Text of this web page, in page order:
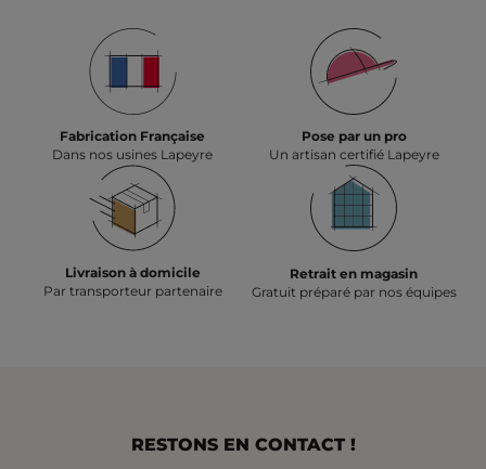
Fabrication Française
Dans nos usines Lapeyre
Pose par un pro
Un artisan certifié Lapeyre
Livraison à domicile
Par transporteur partenaire
Retrait en magasin
Gratuit préparé par nos équipes
RESTONS EN CONTACT !